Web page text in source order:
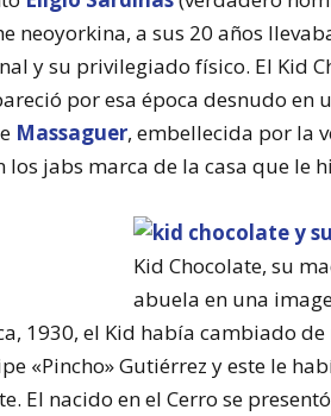
neoyorkina, a sus 20 años
y su privilegiado físico. El Kid
por esa época desnudo en
Massaguer, embellecida por la
los jabs marca de la casa que le
Kid Chocolate, su
abuela en una
1930, el Kid había cambiado
«Pincho» Gutiérrez y este le
El nacido en el Cerro se